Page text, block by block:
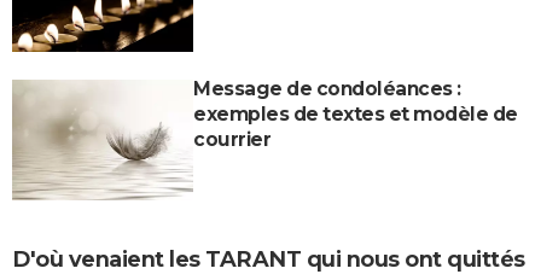
Message de condoléances :
exemples de textes et modèle de
courrier
D'où venaient les TARANT qui nous ont quittés